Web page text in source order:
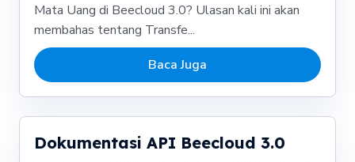
Mata Uang di Beecloud 3.0? Ulasan kali ini akan
membahas tentang Transfe...
Baca Juga
Dokumentasi API Beecloud 3.0